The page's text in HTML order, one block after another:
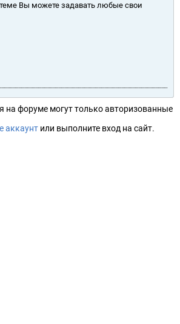
теме Вы можете задавать любые свои
на форуме могут только авторизованные
аккаунт или выполните вход на сайт.